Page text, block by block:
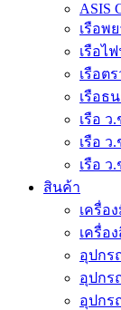
ASIS
เรือพ
เรือไ
เรือต
เรือธ
เรือ ว
เรือ ว
เรือ ว
สินค้า
เครื่อ
เครื่อ
อุปกร
อุปกร
อุปกร